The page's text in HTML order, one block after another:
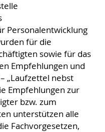
Personalentwicklung
für die
sowie für das
Empfehlungen und
„Laufzettel nebst
Empfehlungen zur
bzw. zum
unterstützen alle
Fachvorgesetzen,